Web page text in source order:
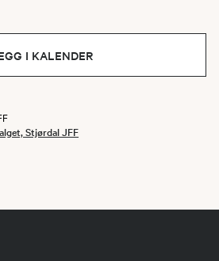
I KALENDER
Stjørdal JFF